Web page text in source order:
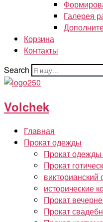
Галерея
Корзина
Контакты
Search
Volchek
Главная
Прокат одежды
Прокат
Прокат
викторианский
исторические
Прокат
Прокат